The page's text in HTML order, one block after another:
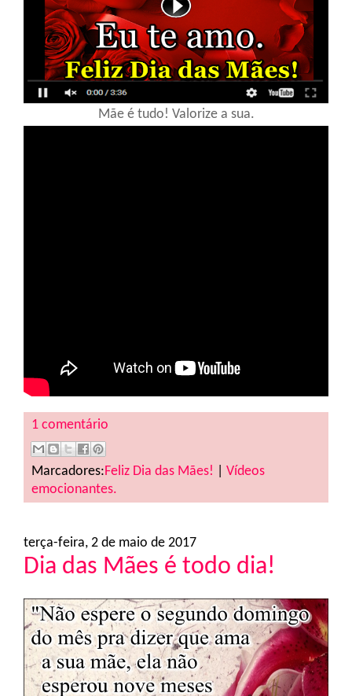
Mãe é tudo! Valorize a sua.
1 comentário
Marcadores:Feliz Dia das Mães!
Vídeos
emocionantes.
terça-feira, 2 de maio de 2017
Dia das Mães é todo dia!